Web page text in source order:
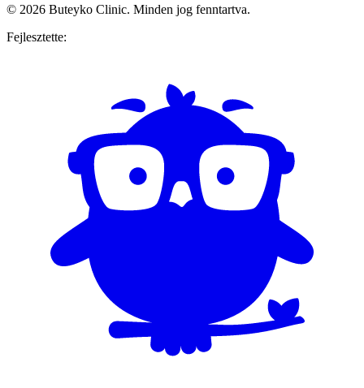
© 2026 Buteyko Clinic. Minden jog fenntartva.
Fejlesztette: